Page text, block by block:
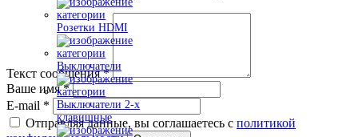
Розетки HDMI
Выключатели
Выключатели 2-х
клавишные
Текст сообщения*
Ваше имя*
E-mail *
Отправляя данные, вы соглашаетесь с политикой